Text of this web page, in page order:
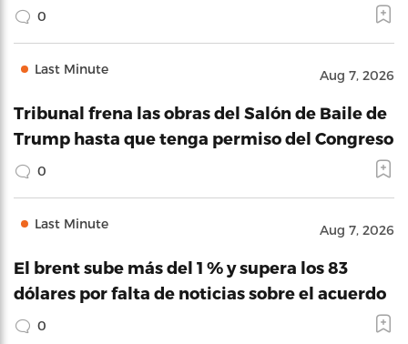
0
Last Minute Aug 7, 2026
Tribunal frena las obras del Salón de Baile de
Trump hasta que tenga permiso del Congreso
0
Last Minute Aug 7, 2026
El brent sube más del 1 % y supera los 83
dólares por falta de noticias sobre el acuerdo
0